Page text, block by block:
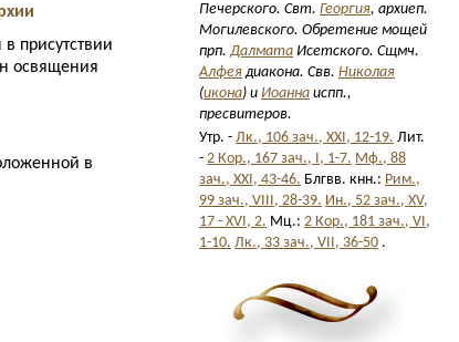
присутствии
освящения
в
Печерского. Свт. Георгия, архиеп.
Могилевского. Обретение мощей
прп. Далмата Исетского. Сщмч.
Алфея диакона. Свв. Николая
(икона) и Иоанна испп.,
пресвитеров.
Утр. - Лк., 106 зач., XXI, 12-19. Лит.
- 2 Кор., 167 зач., I, 1-7. Мф., 88
зач., XXI, 43-46. Блгвв. кнн.: Рим.,
99 зач., VIII, 28-39. Ин., 52 зач., XV,
17 - XVI, 2. Мц.: 2 Кор., 181 зач., VI,
1-10. Лк., 33 зач., VII, 36-50 .